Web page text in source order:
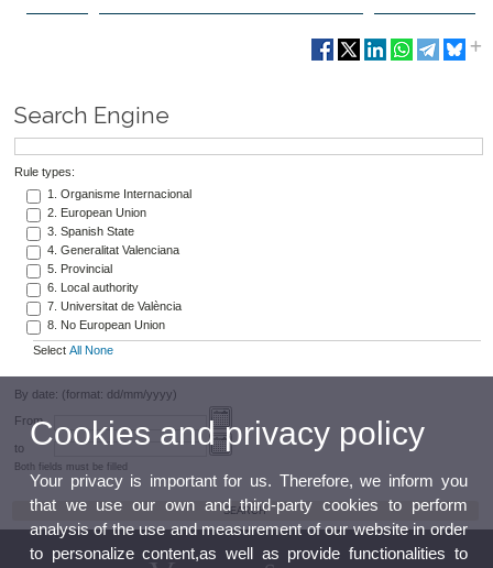
Search Engine
Rule types:
1. Organisme Internacional
2. European Union
3. Spanish State
4. Generalitat Valenciana
5. Provincial
6. Local authority
7. Universitat de València
8. No European Union
Select All None
By date: (format: dd/mm/yyyy)
From
to
Both fields must be filled
Cookies and privacy policy
Your privacy is important for us. Therefore, we inform you
that we use our own and third-party cookies to perform
analysis of the use and measurement of our website in order
to personalize content,as well as provide functionalities to